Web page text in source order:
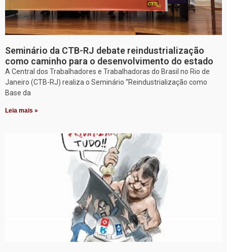
Seminário da CTB-RJ debate reindustrialização
como caminho para o desenvolvimento do estado
A Central dos Trabalhadores e Trabalhadoras do Brasil no Rio de
Janeiro (CTB-RJ) realiza o Seminário “Reindustrialização como
Base da
Leia mais »